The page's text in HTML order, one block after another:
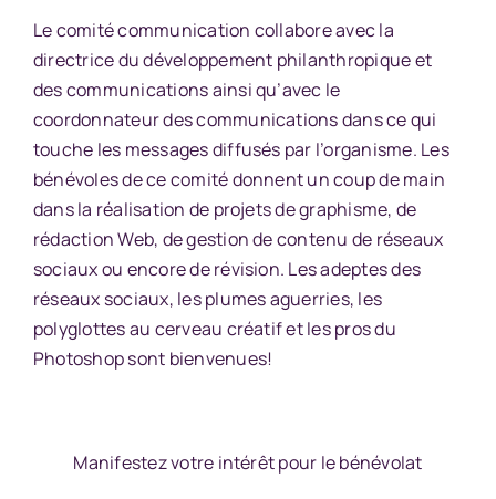
Le comité communication collabore avec la
directrice du développement philanthropique et
des communications ainsi qu’avec le
coordonnateur des communications dans ce qui
touche les messages diffusés par l’organisme. Les
bénévoles de ce comité donnent un coup de main
dans la réalisation de projets de graphisme, de
rédaction Web, de gestion de contenu de réseaux
sociaux ou encore de révision. Les adeptes des
réseaux sociaux, les plumes aguerries, les
polyglottes au cerveau créatif et les pros du
Photoshop sont bienvenues!
Manifestez votre intérêt pour le bénévolat